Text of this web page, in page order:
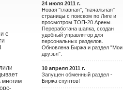
24 июля 2011 г.
Новая "главная", "начальная"
страницы с поиском по Лиге и
просмотром ТОП-20 Арены.
Переработана шапка, создан
удобный управлятор для
персональных разделов.
Обновлена Биржа и раздел "Мои
друзья".
10 апреля 2011 г.
Запущен обменный раздел -
Биржа спунтов!
с
многим